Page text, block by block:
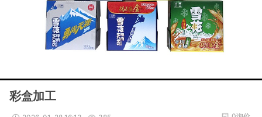
彩盒加工